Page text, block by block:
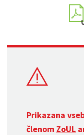
Prikazana
členom ZoUL